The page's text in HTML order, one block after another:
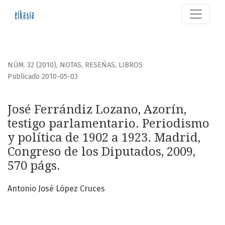
José Ferrándiz Lozano, Azorín, testigo parlamentario.
NÚM. 32 (2010), NOTAS, RESEÑAS, LIBROS
José Ferrándiz Lozano, Azorín,
testigo parlamentario. Periodismo
y política de 1902 a 1923. Madrid,
Congreso de los Diputados, 2009,
570 págs.
Publicado 2010-05-03
Antonio José López Cruces